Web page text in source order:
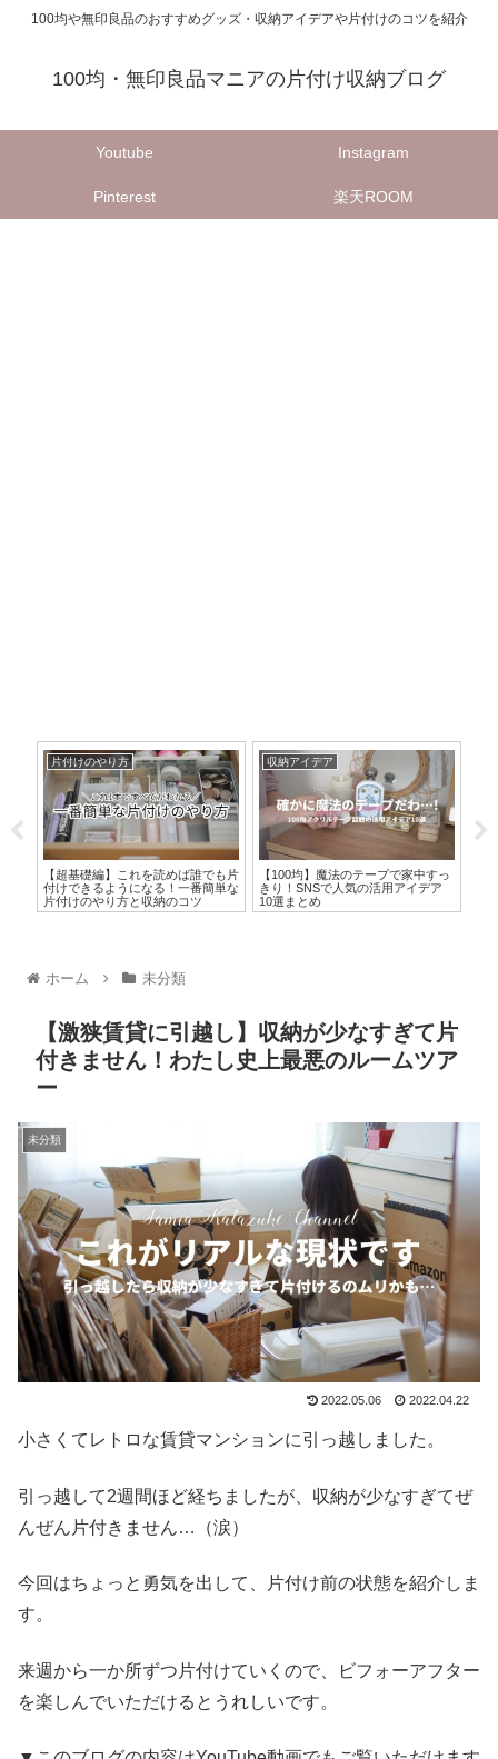
100均や無印良品のおすすめグッズ・収納アイデアや片付けのコツを紹介
100均・無印良品マニアの片付け収納ブログ
Youtube Instagram
Pinterest 楽天ROOM
片付けのやり方
【超基礎編】これを読めば誰でも片
付けできるようになる！一番簡単な
片付けのやり方と収納のコツ
収納アイデア
【100均】魔法のテープで家中すっ
きり！SNSで人気の活用アイデア
10選まとめ
ホーム 未分類
【激狭賃貸に引越し】収納が少なすぎて片
付きません！わたし史上最悪のルームツア
ー
未分類
2022.05.06 2022.04.22
小さくてレトロな賃貸マンションに引っ越しました。
引っ越して2週間ほど経ちましたが、収納が少なすぎてぜ
んぜん片付きません…（涙）
今回はちょっと勇気を出して、片付け前の状態を紹介しま
す。
来週から一か所ずつ片付けていくので、ビフォーアフター
を楽しんでいただけるとうれしいです。